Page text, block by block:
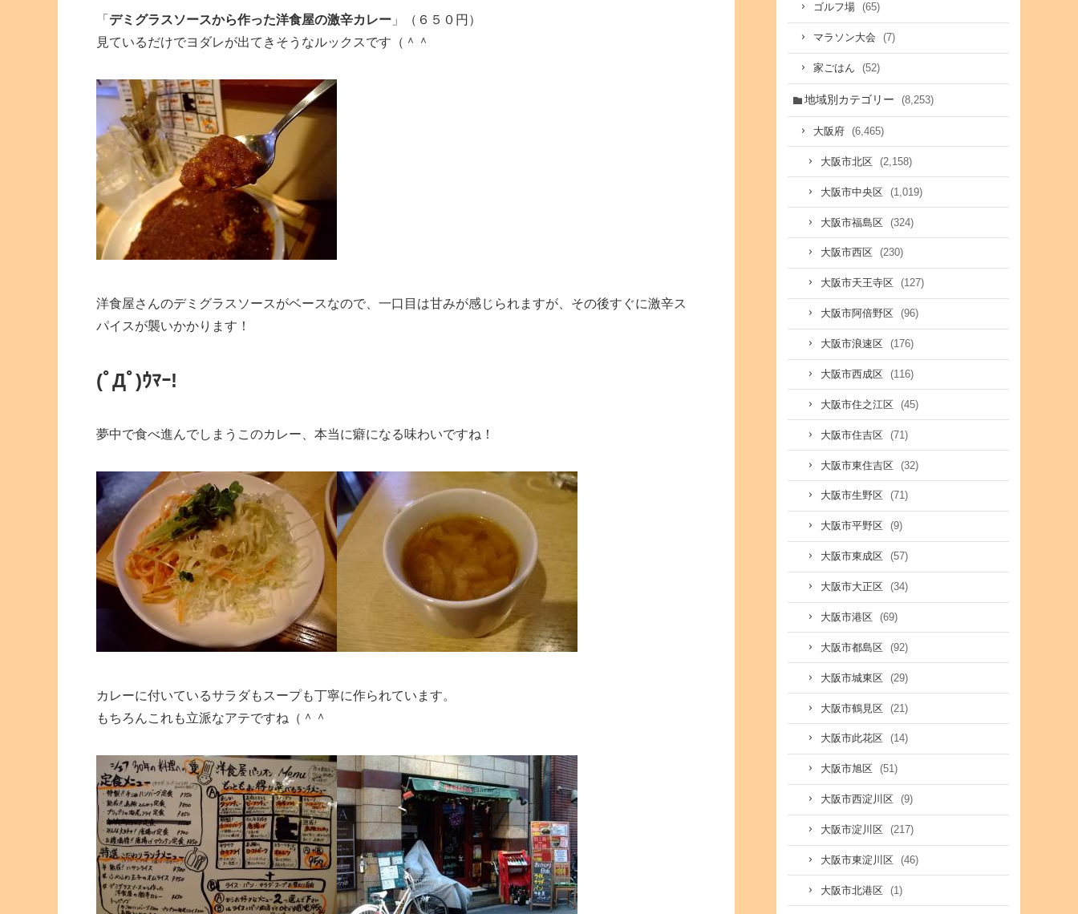
「 デミグラスソースから作った洋食屋の激辛カレー 」（６５０円）
見ているだけでヨダレが出てきそうなルックスです（＾＾
洋食屋さんのデミグラスソースがベースなので、一口目は甘みが感じられますが、その後すぐに激辛ス
パイスが襲いかかります！
(ﾟДﾟ)ｳﾏｰ!
夢中で食べ進んでしまうこのカレー、本当に癖になる味わいですね！
カレーに付いているサラダもスープも丁寧に作られています。
もちろんこれも立派なアテですね（＾＾
ゴルフ場 (65)
マラソン大会 (7)
家ごはん (52)
地域別カテゴリー (8,253)
大阪府 (6,465)
大阪市北区 (2,158)
大阪市中央区 (1,019)
大阪市福島区 (324)
大阪市西区 (230)
大阪市天王寺区 (127)
大阪市阿倍野区 (96)
大阪市浪速区 (176)
大阪市西成区 (116)
大阪市住之江区 (45)
大阪市住吉区 (71)
大阪市東住吉区 (32)
大阪市生野区 (71)
大阪市平野区 (9)
大阪市東成区 (57)
大阪市大正区 (34)
大阪市港区 (69)
大阪市都島区 (92)
大阪市城東区 (29)
大阪市鶴見区 (21)
大阪市此花区 (14)
大阪市旭区 (51)
大阪市西淀川区 (9)
大阪市淀川区 (217)
大阪市東淀川区 (46)
大阪市北港区 (1)